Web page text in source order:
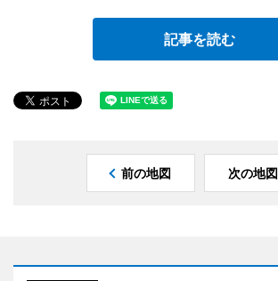
記事を読む
前の地図 次の地図